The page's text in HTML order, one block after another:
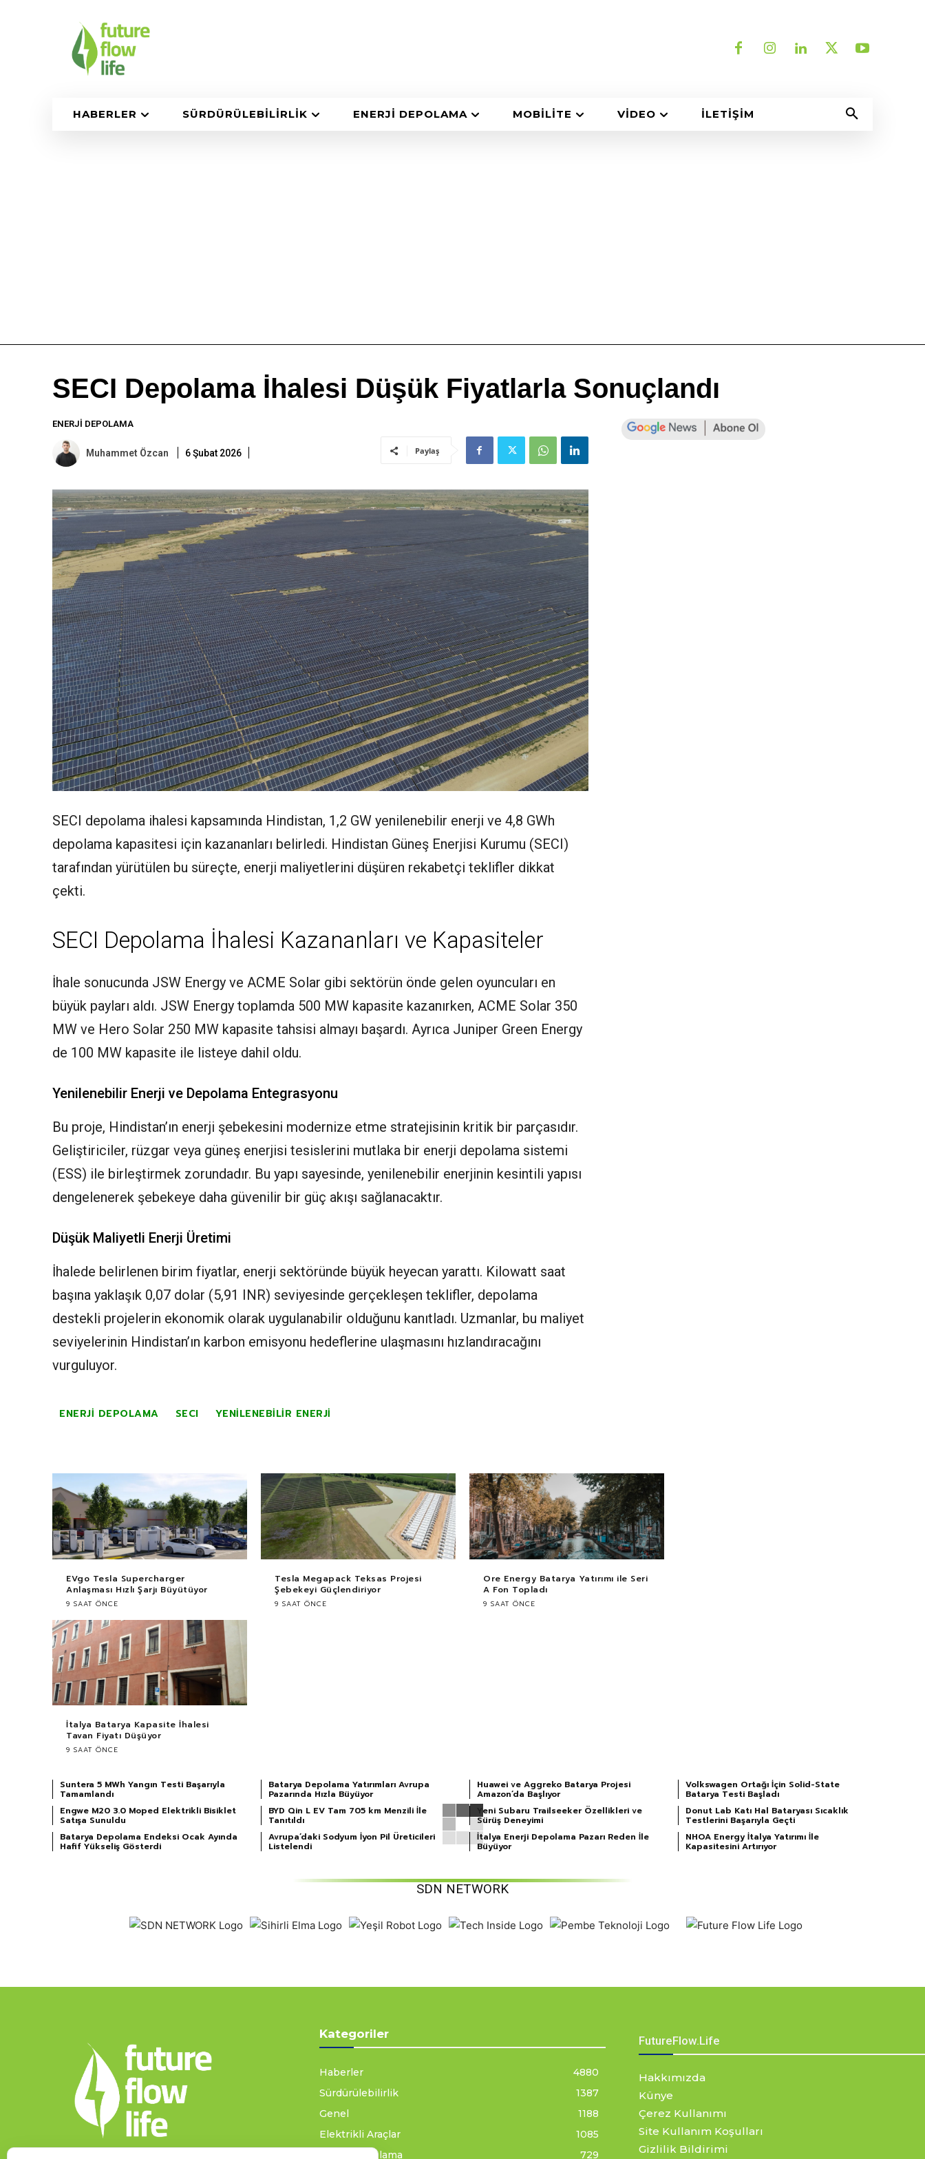
HABERLER SÜRDÜRÜLEBILIRLIK ENERJI DEPOLAMA MOBILITE VIDEO İLETIŞIM
SECI Depolama İhalesi Düşük Fiyatlarla Sonuçlandı
ENERJI DEPOLAMA
Muhammet Özcan 6 Şubat 2026 Paylaş
SECI depolama ihalesi kapsamında Hindistan, 1,2 GW yenilenebilir enerji ve 4,8 GWh
depolama kapasitesi için kazananları belirledi. Hindistan Güneş Enerjisi Kurumu (SECI)
tarafından yürütülen bu süreçte, enerji maliyetlerini düşüren rekabetçi teklifler dikkat
çekti.
SECI Depolama İhalesi Kazananları ve Kapasiteler
İhale sonucunda JSW Energy ve ACME Solar gibi sektörün önde gelen oyuncuları en
büyük payları aldı. JSW Energy toplamda 500 MW kapasite kazanırken, ACME Solar 350
MW ve Hero Solar 250 MW kapasite tahsisi almayı başardı. Ayrıca Juniper Green Energy
de 100 MW kapasite ile listeye dahil oldu.
Yenilenebilir Enerji ve Depolama Entegrasyonu
Bu proje, Hindistan’ın enerji şebekesini modernize etme stratejisinin kritik bir parçasıdır.
Geliştiriciler, rüzgar veya güneş enerjisi tesislerini mutlaka bir enerji depolama sistemi
(ESS) ile birleştirmek zorundadır. Bu yapı sayesinde, yenilenebilir enerjinin kesintili yapısı
dengelenerek şebekeye daha güvenilir bir güç akışı sağlanacaktır.
Düşük Maliyetli Enerji Üretimi
İhalede belirlenen birim fiyatlar, enerji sektöründe büyük heyecan yarattı. Kilowatt saat
başına yaklaşık 0,07 dolar (5,91 INR) seviyesinde gerçekleşen teklifler, depolama
destekli projelerin ekonomik olarak uygulanabilir olduğunu kanıtladı. Uzmanlar, bu maliyet
seviyelerinin Hindistan’ın karbon emisyonu hedeflerine ulaşmasını hızlandıracağını
vurguluyor.
ENERJI DEPOLAMA SECI YENILENEBILIR ENERJI
EVgo Tesla Supercharger
Anlaşması Hızlı Şarjı Büyütüyor
9 SAAT ÖNCE
Tesla Megapack Teksas Projesi
Şebekeyi Güçlendiriyor
9 SAAT ÖNCE
Ore Energy Batarya Yatırımı ile Seri
A Fon Topladı
9 SAAT ÖNCE
İtalya Batarya Kapasite İhalesi
Tavan Fiyatı Düşüyor
9 SAAT ÖNCE
Suntera 5 MWh Yangın Testi Başarıyla
Tamamlandı
Batarya Depolama Yatırımları Avrupa
Pazarında Hızla Büyüyor
Huawei ve Aggreko Batarya Projesi
Amazon’da Başlıyor
Volkswagen Ortağı İçin Solid-State
Batarya Testi Başladı
Engwe M20 3.0 Moped Elektrikli Bisiklet
Satışa Sunuldu
BYD Qin L EV Tam 705 km Menzili İle
Tanıtıldı
Yeni Subaru Trailseeker Özellikleri ve
Sürüş Deneyimi
Donut Lab Katı Hal Bataryası Sıcaklık
Testlerini Başarıyla Geçti
Batarya Depolama Endeksi Ocak Ayında
Hafif Yükseliş Gösterdi
Avrupa’daki Sodyum İyon Pil Üreticileri
Listelendi
İtalya Enerji Depolama Pazarı Reden İle
Büyüyor
NHOA Energy İtalya Yatırımı İle
Kapasitesini Artırıyor
SDN NETWORK
Kategoriler
Haberler
4880
Sürdürülebilirlik
1387
Genel
1188
Elektrikli Araçlar
1085
Enerji Depolama
729
FutureFlow.Life
Hakkımızda
Künye
Çerez Kullanımı
Site Kullanım Koşulları
Gizlilik Bildirimi